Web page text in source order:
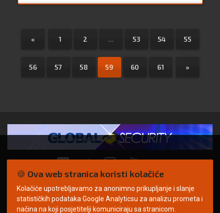
« 1 2 ... 53 54 55
56 57 58 59 60 61 »
© Copyright 2026. | ARILEO
🍪 Ova web stranica koristi kolačiće
Kolačiće upotrebljavamo za anonimno prikupljanje i slanje
statističkih podataka Google Analyticsu za analizu prometa i
načina na koji posjetitelji komuniciraju sa stranicom.